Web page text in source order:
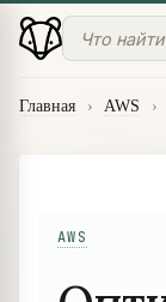
Главная › AWS ›
AWS